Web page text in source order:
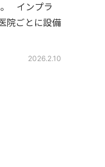
。 インプラ
院ごとに設備
2026.2.10